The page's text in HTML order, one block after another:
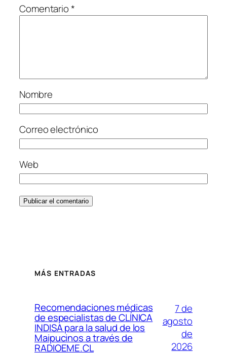
Comentario*
Nombre
Correo electrónico
Web
MÁS ENTRADAS
Recomendaciones médicas
de especialistas de CLÍNICA
INDISA para la salud de los
Maipucinos a través de
RADIOEME.CL
7 de
agosto
de
2026